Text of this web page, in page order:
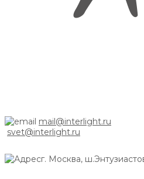
mail@interlight.ru
svet@interlight.ru
г. Москва,